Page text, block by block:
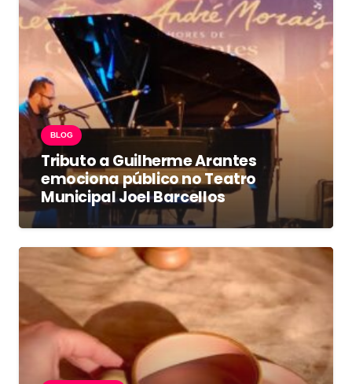
BLOG
Tributo a Guilherme Arantes
emociona público no Teatro
Municipal Joel Barcellos